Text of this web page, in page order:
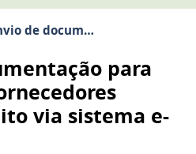
Envio de documentação para cadastro de fornecedores passa a ser feito via sistema e-Flow
para
via sistema e-